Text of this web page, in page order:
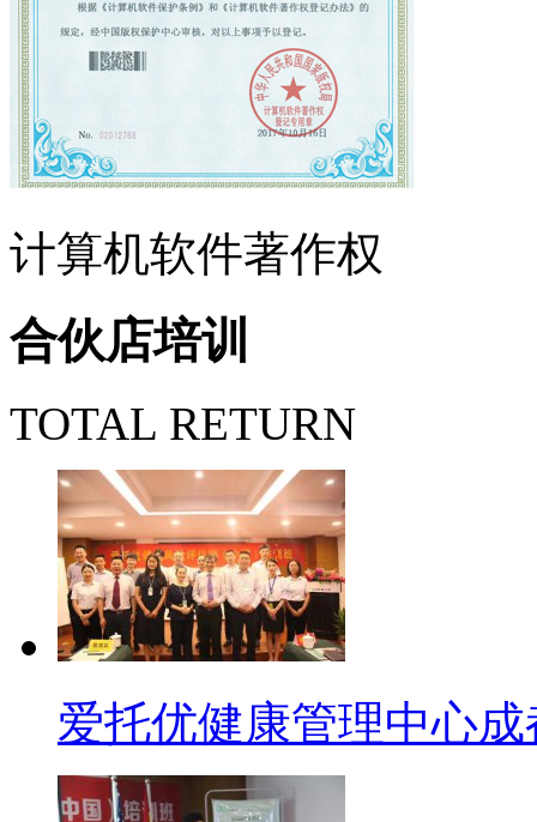
计算机软件著作权
合伙店培训
TOTAL RETURN
爱托优健康管理中心成